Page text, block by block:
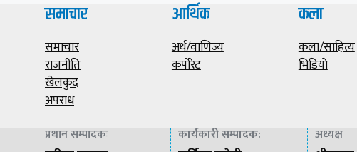
समाचार
समाचार
राजनीति
खेलकुद
अपराध
आर्थिक
अर्थ/वाणिज्य
कर्पोरेट
कला
कला/साहित्य
भिडियाे
प्रधान सम्पादकः कार्यकारी सम्पादक: अध्यक्ष